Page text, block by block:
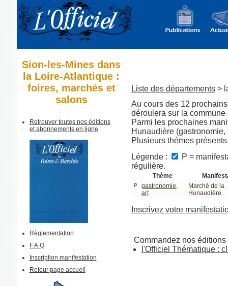
Sion-les-Mines dans
la Loire-Atlantique :
foires, marchés et
salons
Retrouver toutes nos éditions
et abonnements en ligne
Règlementation
F.A.Q.
Inscription manifestation
Retour page accueil
Liste des départements>
Au cours des 12
déroulera sur la
Parmi les prochaines
Hunaudière
Plusieurs thèmes
Légende :
P =
régulière.
Thème
P gastronomie,
art
Marché de la
Hunaudière
Inscrivez votre
Commandez nos éditions
l'Officiel Thématique :